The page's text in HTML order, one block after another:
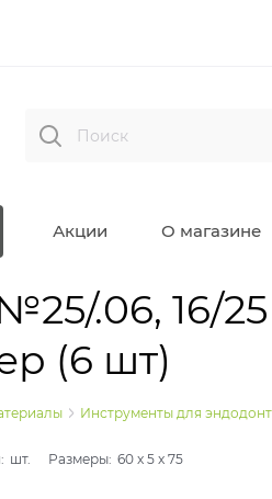
Акции О магазине
.06, 16/
(6 шт)
Инструменты для
шт. Размеры: 60 x 5 x 75